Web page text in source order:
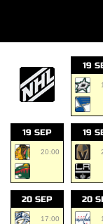
19
19 SEP
20:00
19
20 SEP
17:00
20